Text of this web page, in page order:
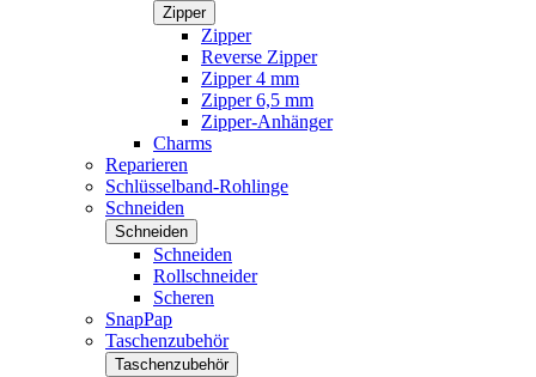
Zipper
Zipper
Reverse Zipper
Zipper 4 mm
Zipper 6,5 mm
Zipper-Anhänger
Charms
Reparieren
Schlüsselband-Rohlinge
Schneiden
Schneiden
Schneiden
Rollschneider
Scheren
SnapPap
Taschenzubehör
Taschenzubehör